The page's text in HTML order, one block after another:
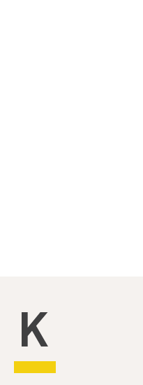
Kompetansebroen